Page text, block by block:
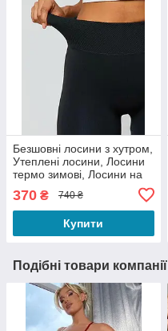
Безшовні лосини з хутром,
Утеплені лосини, Лосини
термо зимові, Лосини на
370 ₴ 740 ₴
Купити
Подібні товари компанії